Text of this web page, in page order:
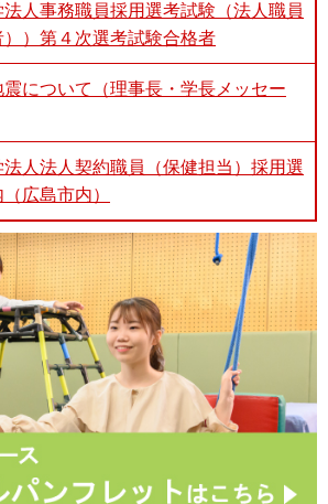
人事務職員採用選考試験（法人職員
））第４次選考試験合格者
について（理事長・学長メッセー
人法人契約職員（保健担当）採用選
広島市内）